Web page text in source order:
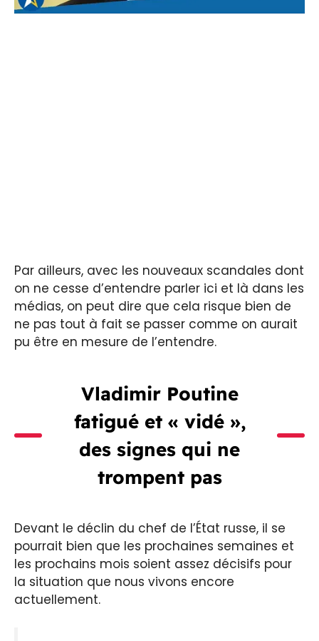
Par ailleurs, avec les nouveaux scandales dont
on ne cesse d’entendre parler ici et là dans les
médias, on peut dire que cela risque bien de
ne pas tout à fait se passer comme on aurait
pu être en mesure de l’entendre.
Vladimir Poutine
fatigué et « vidé »,
des signes qui ne
trompent pas
Devant le déclin du chef de l’État russe, il se
pourrait bien que les prochaines semaines et
les prochains mois soient assez décisifs pour
la situation que nous vivons encore
actuellement.